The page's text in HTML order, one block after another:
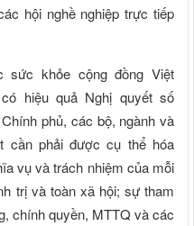
hội nghề nghiệp trực tiếp
sức khỏe cộng đồng Việt
hiệu quả Nghị quyết số
phủ, các bộ, ngành và
cần phải được cụ thể hóa
vụ và trách nhiệm của mỗi
trị và toàn xã hội; sự tham
chính quyền, MTTQ và các